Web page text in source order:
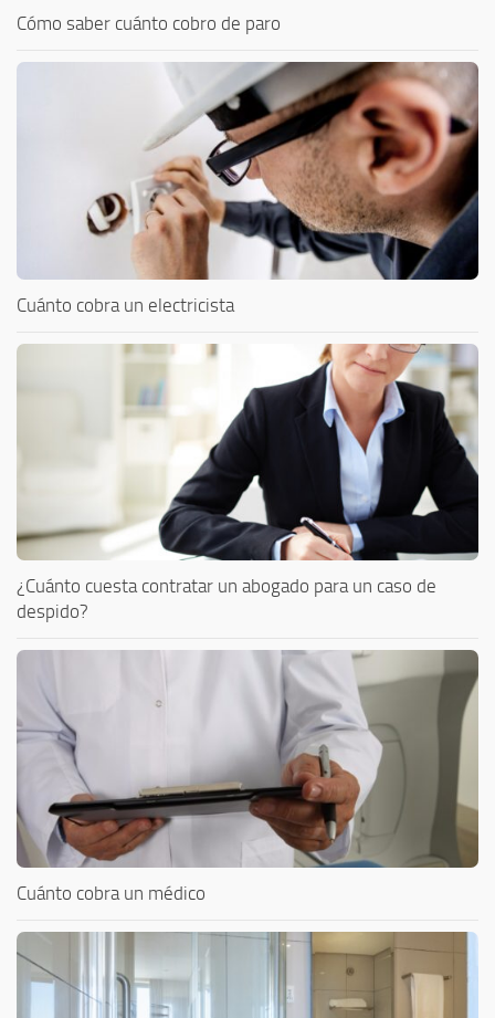
Cómo saber cuánto cobro de paro
Cuánto cobra un electricista
¿Cuánto cuesta contratar un abogado para un caso de
despido?
Cuánto cobra un médico